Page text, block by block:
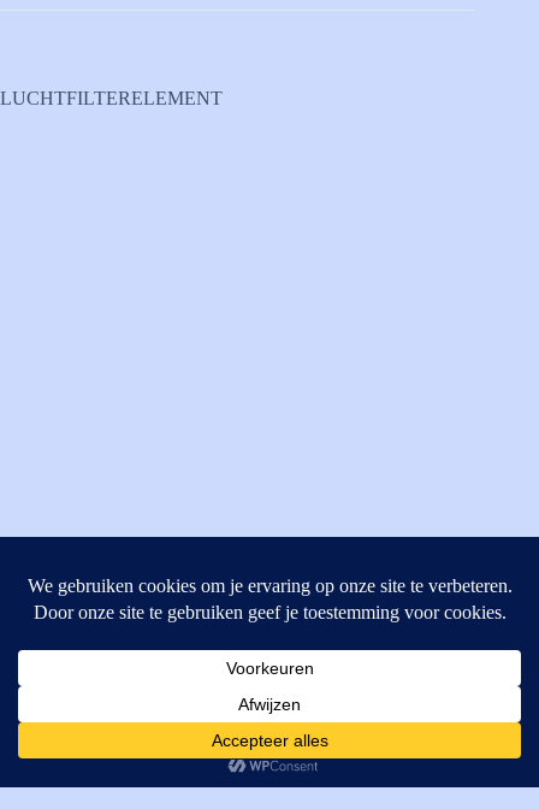
LUCHTFILTERELEMENT
4462GE, Goes
T: +31 (0) 111-484438
M:parts@mitechniek.nl
VAT: NL862802295B01
Cookies helpen ons bij het leveren van onze diensten. Door
gebruik te maken van onze diensten, gaat u akkoord met ons
gebruik van cookies.